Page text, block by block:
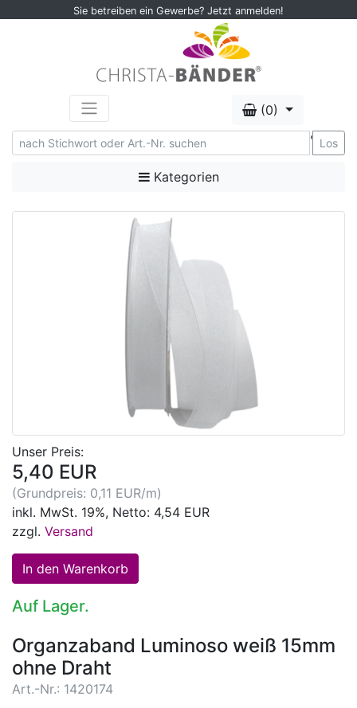
Sie betreiben ein Gewerbe? Jetzt anmelden!
(0)
' Los
Kategorien
Unser Preis:
5,40 EUR
(Grundpreis: 0,11 EUR/m)
inkl. MwSt. 19%, Netto: 4,54 EUR
zzgl. Versand
Auf Lager.
Organzaband Luminoso weiß 15mm
ohne Draht
Art.-Nr.: 1420174